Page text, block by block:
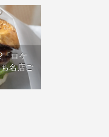
「ロケ
名店ご